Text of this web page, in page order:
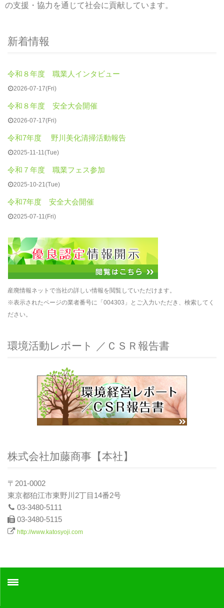
の支援・協力を通じて社会に貢献しています。
新着情報
令和８年度 職業人インタビュー
2026-07-17(Fri)
令和８年度 安全大会開催
2026-07-17(Fri)
令和7年度 野川美化清掃活動報告
2025-11-11(Tue)
令和７年度 職業フェス参加
2025-10-21(Tue)
令和7年度 安全大会開催
2025-07-11(Fri)
産廃情報ネットで当社の詳しい情報を閲覧していただけます。
※表示されたページの業者番号に「004303」とご入力いただき、検索してく
ださい。
環境活動レポート ／ＣＳＲ報告書
株式会社加藤商事【本社】
〒201-0002
東京都狛江市東野川2丁目14番2号
03-3480-5111
03-3480-5115
http://www.katosyoji.com